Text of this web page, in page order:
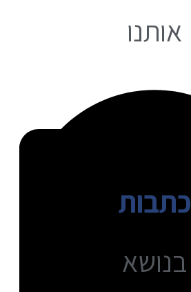
אותנו
כתבות
בנושא